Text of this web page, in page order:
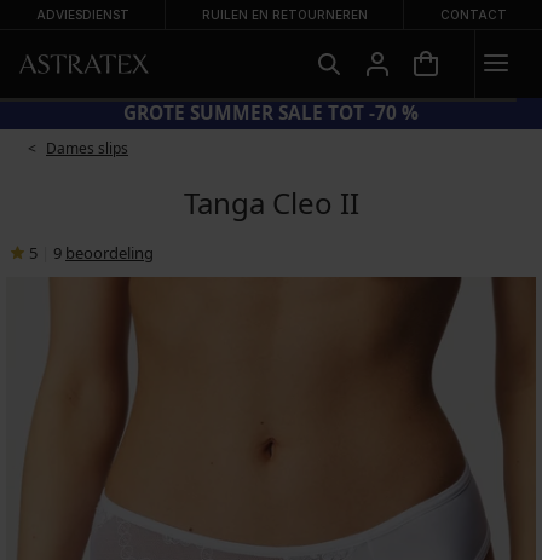
ADVIESDIENST RUILEN EN RETOURNEREN CONTACT
BRA20 = BH'S -20%
Dames slips
Tanga Cleo II
5 9 beoordeling